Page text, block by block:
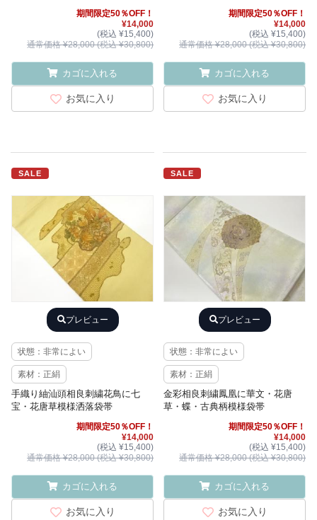
期間限定50％OFF！
¥14,000
(税込 ¥15,400)
通常価格 ¥28,000 (税込 ¥30,800)
カゴに入れる
お気に入り
期間限定50％OFF！
¥14,000
(税込 ¥15,400)
通常価格 ¥28,000 (税込 ¥30,800)
カゴに入れる
お気に入り
SALE
プレビュー
状態：非常によい
素材：正絹
手織り紬汕頭相良刺繍花鳥に七
宝・花唐草模様洒落袋帯
期間限定50％OFF！
¥14,000
(税込 ¥15,400)
通常価格 ¥28,000 (税込 ¥30,800)
カゴに入れる
お気に入り
SALE
プレビュー
状態：非常によい
素材：正絹
金彩相良刺繍鳳凰に華文・花唐
草・蝶・古典柄模様袋帯
期間限定50％OFF！
¥14,000
(税込 ¥15,400)
通常価格 ¥28,000 (税込 ¥30,800)
カゴに入れる
お気に入り